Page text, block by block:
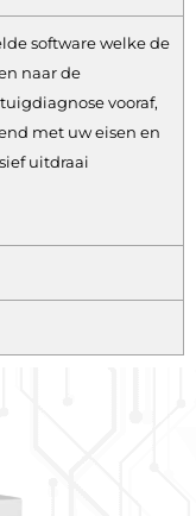
software welke de
naar de
vooraf,
met uw eisen en
uitdraai